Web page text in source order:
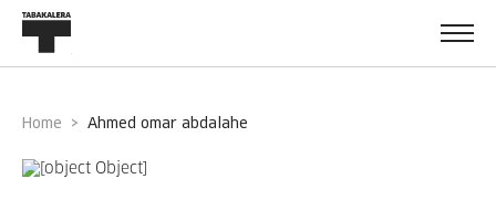
Home ahmed omar abdalahe